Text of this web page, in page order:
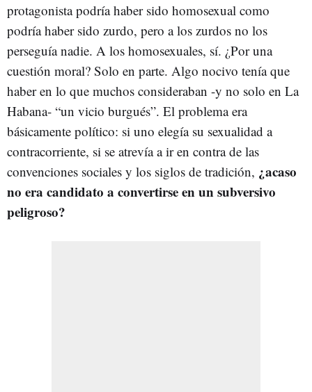
protagonista podría haber sido homosexual como
podría haber sido zurdo, pero a los zurdos no los
perseguía nadie. A los homosexuales, sí. ¿Por una
cuestión moral? Solo en parte. Algo nocivo tenía que
haber en lo que muchos consideraban -y no solo en La
Habana- “un vicio burgués”. El problema era
básicamente político: si uno elegía su sexualidad a
contracorriente, si se atrevía a ir en contra de las
convenciones sociales y los siglos de tradición, ¿acaso
no era candidato a convertirse en un subversivo
peligroso?